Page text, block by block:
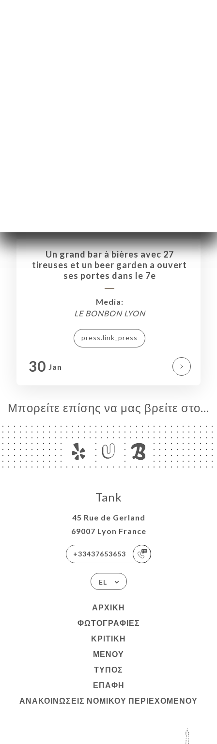
Un grand bar à bières avec 27
tireuses et un beer garden a ouvert
ses portes dans le 7e
Media:
LE BONBON LYON
press.link_press
Jan
30
Μπορείτε επίσης να μας βρείτε στο...
Tank
45 Rue de Gerland
69007 Lyon France
+33437653653
EL
ΑΡΧΙΚΉ
ΦΩΤΟΓΡΑΦΊΕΣ
ΚΡΙΤΙΚΉ
ΜΕΝΟΎ
ΤΎΠΟΣ
ΕΠΑΦΉ
ΑΝΑΚΟΙΝΏΣΕΙΣ ΝΟΜΙΚΟΎ ΠΕΡΙΕΧΟΜΈΝΟΥ